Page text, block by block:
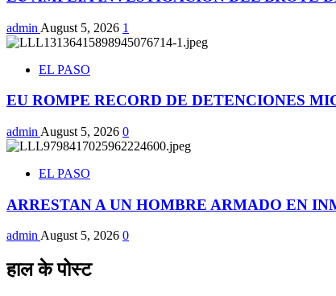
admin August 5, 2026 1
EL PASO
EU ROMPE RECORD DE DETENCIONES
admin August 5, 2026 0
EL PASO
ARRESTAN A UN HOMBRE ARMADO EN
adminAugust 5, 2026 0
हाल के पोस्ट